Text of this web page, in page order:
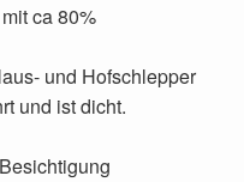
ca 80%
und Hofschlepper
und ist dicht.